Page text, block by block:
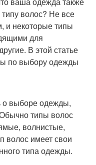
волос? Не все
и некоторые типы
для
В этой статье
по выбору одежды
о выборе одежды,
типы волос
волнистые,
волос имеет свои
типа одежды.